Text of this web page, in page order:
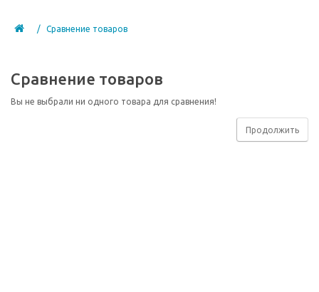
Сравнение товаров
Сравнение товаров
Вы не выбрали ни одного товара для сравнения!
Продолжить